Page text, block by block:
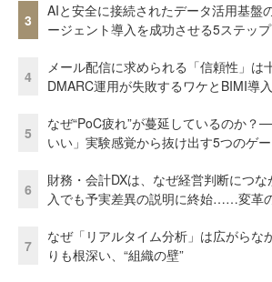
3
AIと安全に接続されたデータ活用基盤
ージェント導入を成功させる5ステップ
4
メール配信に求められる「信頼性」は
DMARC運用が失敗するワケとBIMI導
5
なぜ“PoC疲れ”が蔓延しているのか？
いい」実験感覚から抜け出す5つのゲ
6
財務・会計DXは、なぜ経営判断につ
入でも予実差異の説明に終始……変革
7
なぜ「リアルタイム分析」は広がら
りも根深い、“組織の壁”